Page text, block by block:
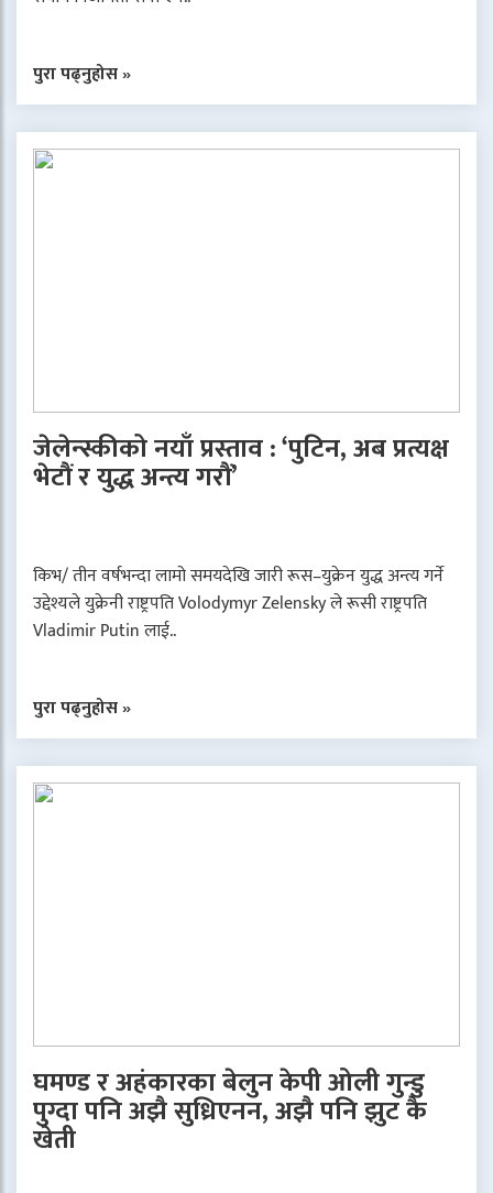
पुरा पढ्नुहोस »
जेलेन्स्कीको नयाँ प्रस्ताव : ‘पुटिन, अब प्रत्यक्ष
भेटौं र युद्ध अन्त्य गरौं’
किभ/ तीन वर्षभन्दा लामो समयदेखि जारी रूस–युक्रेन युद्ध अन्त्य गर्ने
उद्देश्यले युक्रेनी राष्ट्रपति Volodymyr Zelensky ले रूसी राष्ट्रपति
Vladimir Putin लाई..
पुरा पढ्नुहोस »
घमण्ड र अहंकारका बेलुन केपी ओली गुन्डु
पुग्दा पनि अझै सुध्रिएनन, अझै पनि झुट कै
खेती